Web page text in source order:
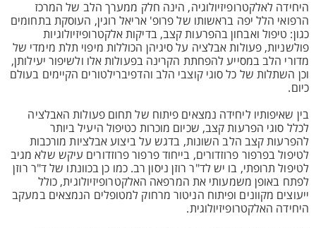
היחידה לאלקטרופיזיולוגיה, הינה חלק ממערך הלב של המרכז
הרפואי הלל יפה בראשותו של פרופ' אריאל רוגין, העוסקת בתחומים
כגון: טיפול ואבחון בהפרעות קצב, בדיקות אלקטרופיזיולוגיות
פולשניות, פעולות אבלציה על סיגיהן הכוללות מיפוי תלת מימדי של
מדורי הלב במסייע להפחתת הקרינה בפעולות אלו ולשיפור יעילותן,
וכן השתלות של כל סוגי קוצבי הלב והדפיברילטורים הקיימים בעולם
כיום.
בין שאיפותיו ליחידה נמצאים פיתוח של תחום פעולות האבלציה
לכלל סוגי הפרעות קצב, שכיום מוכרות כטיפול היעיל ביותר
להפרעות קצב הלב השונות, בדגש על ביצוע אבלציות מורכבות
לטיפול בפרפור פרוזדורים, בייחוד פרפור פרוזדורים עיקש שלא מגיב
לטיפול תרופתי, בו יש לד"ר רוזן ניסון רב. כמו כן בכוונתו של ד"ר רוזן
לפתח באופן משמעותי את המרפאה האלקטרופיזיולוגית, כולל
ייעוצים מקוונים ופיתוח הניטור מרחוק למטופלים הנמצאים במעקב
היחידה האלקטרופיזיולוגית.